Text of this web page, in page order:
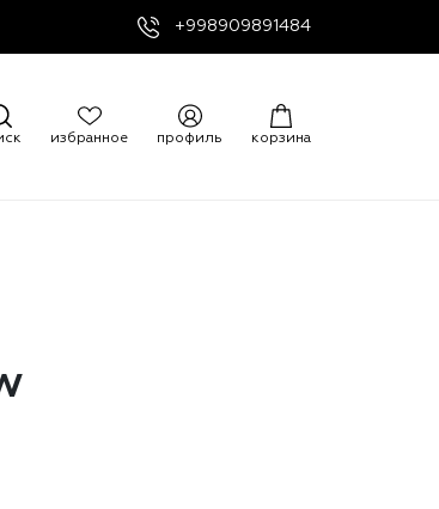
+998909891484
избранное профиль корзина